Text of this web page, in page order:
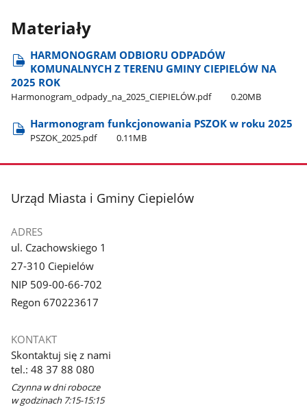
Materiały
HARMONOGRAM ODBIORU ODPADÓW
KOMUNALNYCH Z TERENU GMINY CIEPIELÓW NA
2025 ROK
Harmonogram​_odpady​_na​_2025​_CIEPIELÓW.pdf 0.20MB
Harmonogram funkcjonowania PSZOK w roku 2025
PSZOK​_2025.pdf 0.11MB
stopka
Urząd Miasta i Gminy Ciepielów
ADRES
ul. Czachowskiego 1
27-310 Ciepielów
NIP 509-00-66-702
Regon 670223617
KONTAKT
Skontaktuj się z nami
tel.: 48 37 88 080
Czynna w dni robocze
w godzinach 7:15-15:15